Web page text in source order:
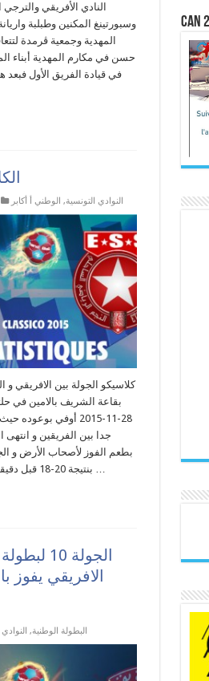
النادي الأفريقي
وسبورتينغ المكنين وطبلبة
المهدية وجمعية ڨرمدة
حسن في مكارم المهدية أبناء
في قيادة الفريق الأول فبعد
النوادي التونسية, الوطني أ أكابر
كلاسيكو الجولة بين الافريقي و
بقاعة الشريف بالامين في
28-11-2015 أوفي
جدا بين الفريقين و انتهى
بطعم الفوز لأصحاب الأرض و
بنتيجة 20-18 قبل دقيقتين من نهاية المباراة و …
الجولة 10
الافريقي يفوز
البطولة الوطنية,
CAN